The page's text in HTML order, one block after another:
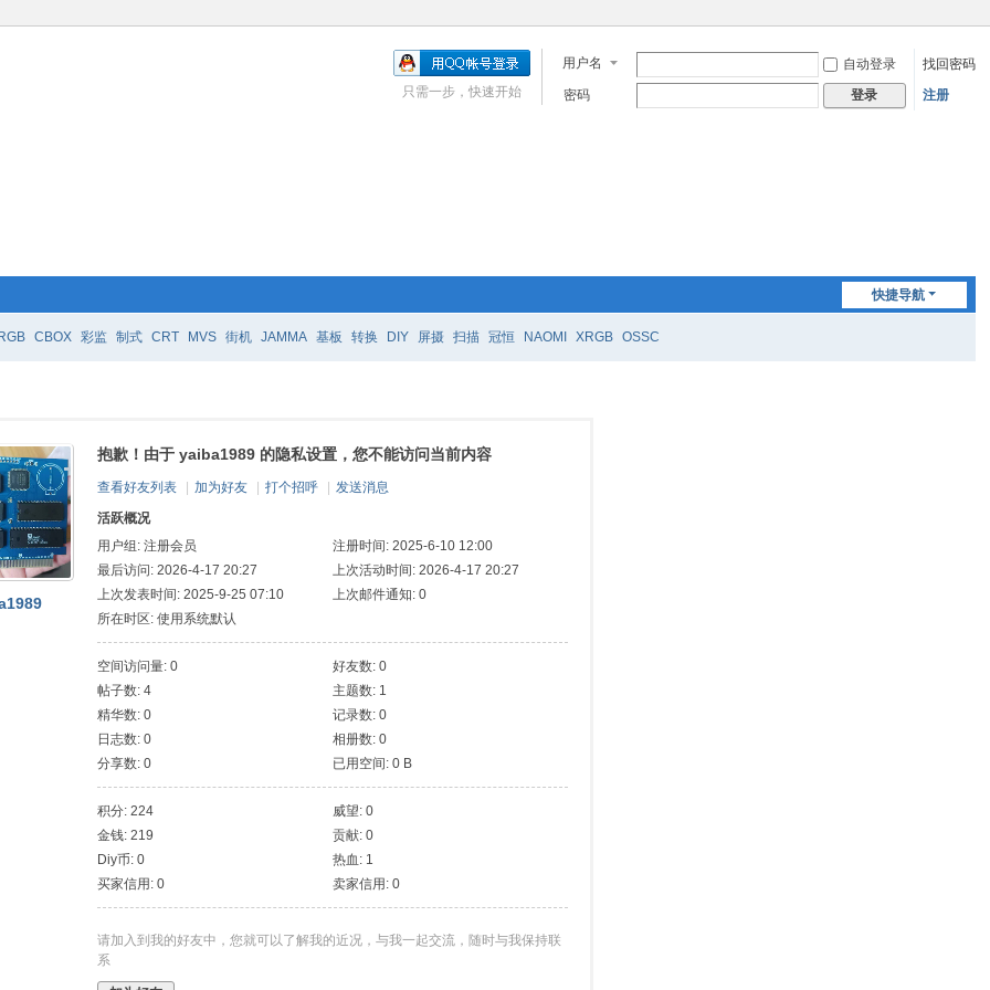
用户名 自动登录
找回密码
密码
登录 注册
只需一步，快速开始
快捷导航
RGB CBOX 彩监 制式 CRT MVS 街机 JAMMA 基板 转换 DIY 屏摄 扫描 冠恒 NAOMI XRGB OSSC
抱歉！由于 yaiba1989 的隐私设置，您不能访问当前内容
查看好友列表 加为好友 打个招呼
发送消息
活跃概况
用户组: 注册会员
注册时间: 2025-6-10 12:00
最后访问: 2026-4-17 20:27
上次活动时间: 2026-4-17 20:27
上次发表时间: 2025-9-25 07:10
上次邮件通知: 0
所在时区: 使用系统默认
空间访问量: 0
好友数: 0
帖子数: 4
主题数: 1
精华数: 0
记录数: 0
日志数: 0
相册数: 0
分享数: 0
已用空间: 0 B
积分: 224
威望: 0
金钱: 219
贡献: 0
Diy币: 0
热血: 1
买家信用: 0
卖家信用: 0
请加入到我的好友中，您就可以了解我的近况，与我一起交流，随时与我保持联
系